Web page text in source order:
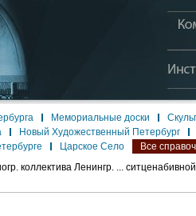
Мемориальные доски
Новый Художественный Петербург
Царское Село
Все
коллектива Ленингр. ...